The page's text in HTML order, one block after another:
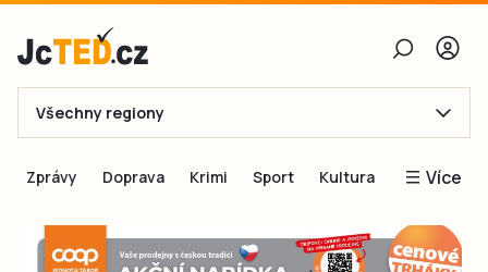
E-mail
Obnovit heslo
Všechny regiony
Zprávy Doprava Krimi Sport Kultura Více
Inspirace